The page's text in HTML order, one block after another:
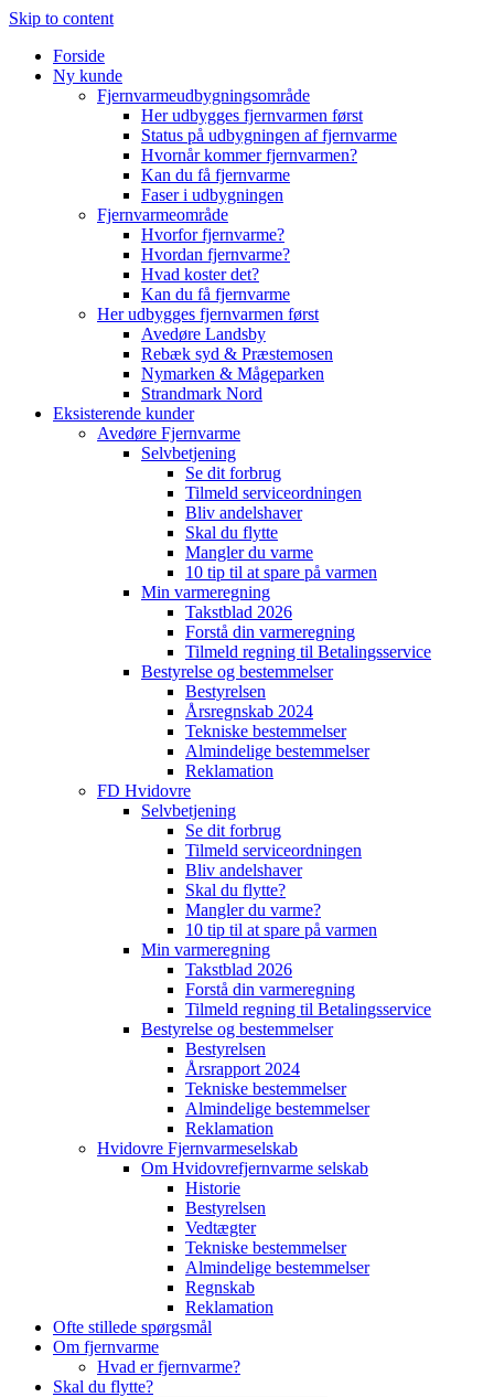
Skip to content
Forside
Ny kunde
Fjernvarmeudbygningsområde
Her udbygges fjernvarmen først
Status på udbygningen af fjernvarme
Hvornår kommer fjernvarmen?
Kan du få fjernvarme
Faser i udbygningen
Fjernvarmeområde
Hvorfor fjernvarme?
Hvordan fjernvarme?
Hvad koster det?
Kan du få fjernvarme
Her udbygges fjernvarmen først
Avedøre Landsby
Rebæk syd & Præstemosen
Nymarken & Mågeparken
Strandmark Nord
Eksisterende kunder
Avedøre Fjernvarme
Selvbetjening
Se dit forbrug
Tilmeld serviceordningen
Bliv andelshaver
Skal du flytte
Mangler du varme
10 tip til at spare på varmen
Min varmeregning
Takstblad 2026
Forstå din varmeregning
Tilmeld regning til Betalingsservice
Bestyrelse og bestemmelser
Bestyrelsen
Årsregnskab 2024
Tekniske bestemmelser
Almindelige bestemmelser
Reklamation
FD Hvidovre
Selvbetjening
Se dit forbrug
Tilmeld serviceordningen
Bliv andelshaver
Skal du flytte?
Mangler du varme?
10 tip til at spare på varmen
Min varmeregning
Takstblad 2026
Forstå din varmeregning
Tilmeld regning til Betalingsservice
Bestyrelse og bestemmelser
Bestyrelsen
Årsrapport 2024
Tekniske bestemmelser
Almindelige bestemmelser
Reklamation
Hvidovre Fjernvarmeselskab
Om Hvidovrefjernvarme selskab
Historie
Bestyrelsen
Vedtægter
Tekniske bestemmelser
Almindelige bestemmelser
Regnskab
Reklamation
Ofte stillede spørgsmål
Om fjernvarme
Hvad er fjernvarme?
Skal du flytte?